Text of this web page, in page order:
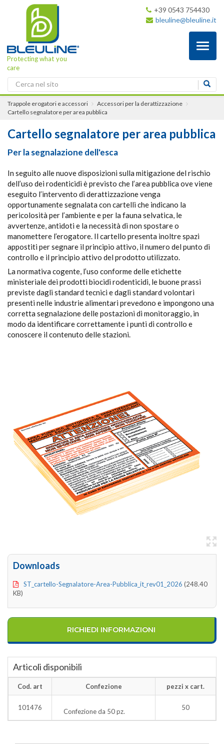
Protecting what you
care
+39 0543 754430
bleuline@bleuline.it
Trappole erogatori e accessori
Accessori per la derattizzazione
Cartello segnalatore per area pubblica
Cartello segnalatore per area pubblica
Per la segnalazione dell'esca
In seguito alle nuove disposizioni sulla mitigazione del rischio
dell’uso dei rodenticidi è previsto che l’area pubblica ove viene
eseguito l’intervento di derattizzazione venga
opportunamente segnalata con cartelli che indicano la
pericolosità per l’ambiente e per la fauna selvatica, le
avvertenze, antidoti e la necessità di non spostare o
manomettere l’erogatore. Il cartello presenta inoltre spazi
appostiti per segnare il principio attivo, il numero del punto di
controllo e il principio attivo del prodotto utilizzato.
La normativa cogente, l’uso conforme delle etichette
ministeriale dei prodotti biocidi rodenticidi, le buone prassi
previste dagli standard tecnici e dagli standard volontari
presenti nelle industrie alimentari prevedono e impongono una
corretta segnalazione delle postazioni di monitoraggio, in
modo da identificare correttamente i punti di controllo e
conoscere il contenuto delle stazioni.
Downloads
ST_cartello-Segnalatore-Area-Pubblica_it_rev01_2026 (248.40
KB)
RICHIEDI INFORMAZIONI
Articoli disponibili
Cod. art Confezione pezzi x cart.
101476 Confezione da 50 pz. 50